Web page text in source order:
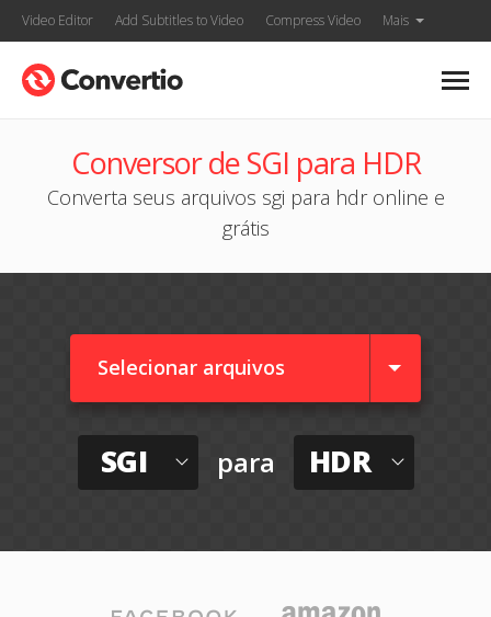
Video Editor Add Subtitles to Video Compress Video Mais
Conversor de SGI para HDR
Converta seus arquivos sgi para hdr online e
grátis
Selecionar arquivos
SGI para HDR